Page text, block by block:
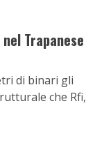
Trapanese
di binari gli
che Rfi,